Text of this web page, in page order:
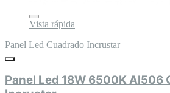
Vista rápida
Panel Led Cuadrado Incrustar
Panel Led 18W 6500K Al506